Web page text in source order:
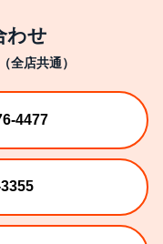
わせ
全店共通）
4477